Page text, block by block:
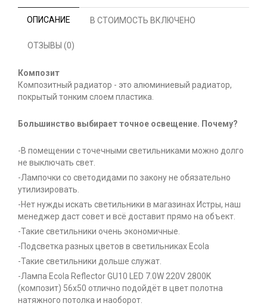
ОПИСАНИЕ В СТОИМОСТЬ ВКЛЮЧЕНО
ОТЗЫВЫ (0)
Композит
Композитный радиатор - это алюминиевый радиатор,
покрытый тонким слоем пластика.
Большинство выбирает точное освещение. Почему?
-В помещении с точечными светильниками можно долго
не выключать свет.
-Лампочки со светодидами по закону не обязательно
утилизировать.
-Нет нужды искать светильники в магазинах Истры, наш
менеджер даст совет и всё доставит прямо на объект.
-Такие светильники очень экономичные.
-Подсветка разных цветов в светильниках Ecola
-Такие светильники дольше служат.
-Лампа Ecola Reflector GU10 LED 7.0W 220V 2800K
(композит) 56x50 отлично подойдёт в цвет полотна
натяжного потолка и наоборот.